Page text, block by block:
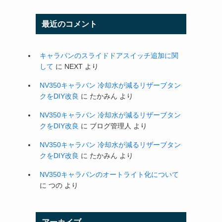
最近のコメント
キャラバンのスライドドアスイッチ追加に関
して に NEXT より
NV350キャラバン 冷却水が減るリザーブタン
クをDIY改良 に たかみん より
NV350キャラバン 冷却水が減るリザーブタン
クをDIY改良 に ブログ管理人 より
NV350キャラバン 冷却水が減るリザーブタン
クをDIY改良 に たかみん より
NV350キャラバンのオートライト化について
に つの より